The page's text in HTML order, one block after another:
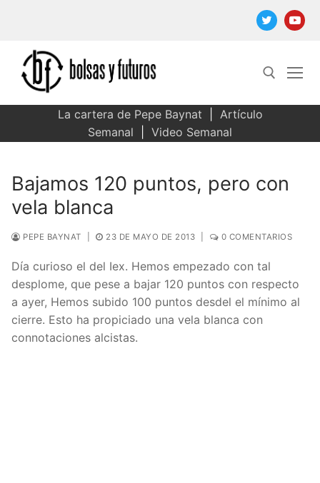
Buscar:
La cartera de Pepe Baynat
Artículo
Semanal
Video Semanal
Bajamos 120 puntos, pero con
vela blanca
PEPE BAYNAT 23 DE MAYO DE 2013 0 COMENTARIOS
Día curioso el del Iex. Hemos empezado con tal
desplome, que pese a bajar 120 puntos con respecto
a ayer, Hemos subido 100 puntos desdel el mínimo al
cierre. Esto ha propiciado una vela blanca con
connotaciones alcistas.